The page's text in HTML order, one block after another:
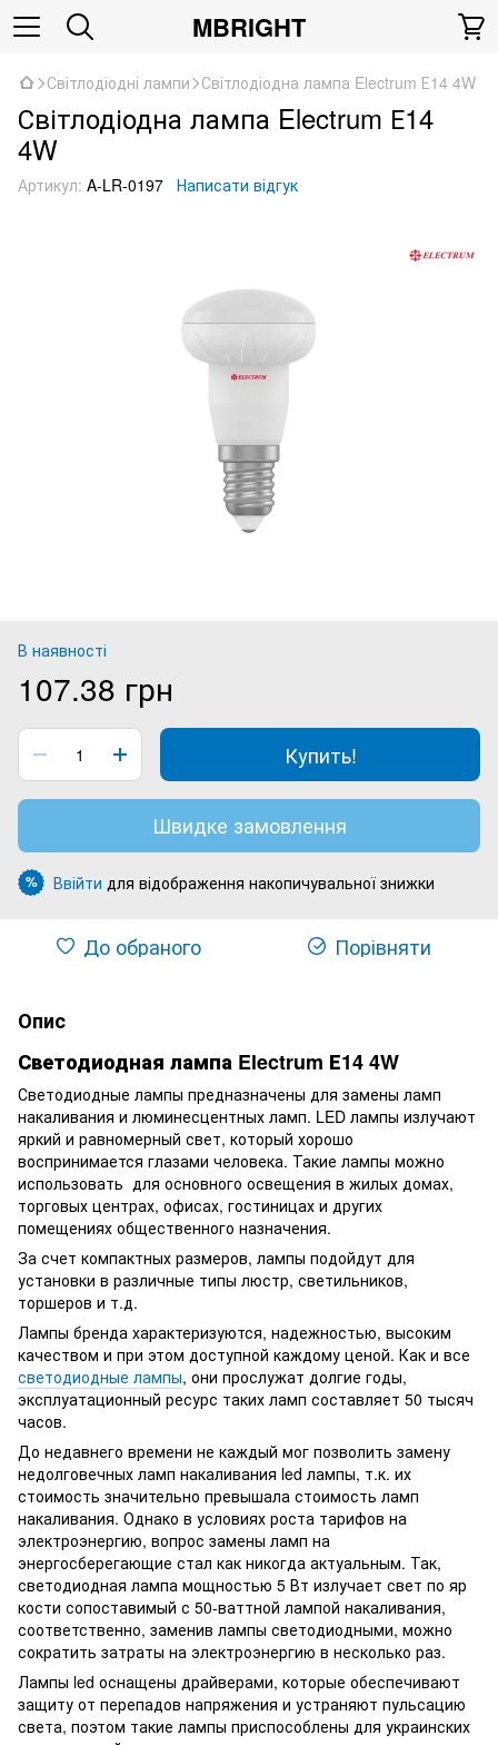
MBRIGHT
Світлодіодні лампи Світлодіодна лампа Electrum Е14 4W
Світлодіодна лампа Electrum Е14
4W
Артикул: A-LR-0197 Написати відгук
В наявності
107.38 грн
Купить!
Швидке замовлення
% Ввійти для відображення накопичувальної знижки
До обраного Порівняти
Опис
Светодиодная лампа Electrum Е14 4W
Светодиодные лампы предназначены для замены ламп
накаливания и люминесцентных ламп. LED лампы излучают
яркий и равномерный свет, который хорошо
воспринимается глазами человека. Такие лампы можно
использовать для основного освещения в жилых домах,
торговых центрах, офисах, гостиницах и других
помещениях общественного назначения.
За счет компактных размеров, лампы подойдут для
установки в различные типы люстр, светильников,
торшеров и т.д.
Лампы бренда характеризуются, надежностью, высоким
качеством и при этом доступной каждому ценой. Как и все
светодиодные лампы, они прослужат долгие годы,
эксплуатационный ресурс таких ламп составляет 50 тысяч
часов.
До недавнего времени не каждый мог позволить замену
недолговечных ламп накаливания led лампы, т.к. их
стоимость значительно превышала стоимость ламп
накаливания. Однако в условиях роста тарифов на
электроэнергию, вопрос замены ламп на
энергосберегающие стал как никогда актуальным. Так,
светодиодная лампа мощностью 5 Вт излучает свет по яр
кости сопоставимый с 50-ваттной лампой накаливания,
соответственно, заменив лампы светодиодными, можно
сократить затраты на электроэнергию в несколько раз.
Лампы led оснащены драйверами, которые обеспечивают
защиту от перепадов напряжения и устраняют пульсацию
света, поэтом такие лампы приспособлены для украинских